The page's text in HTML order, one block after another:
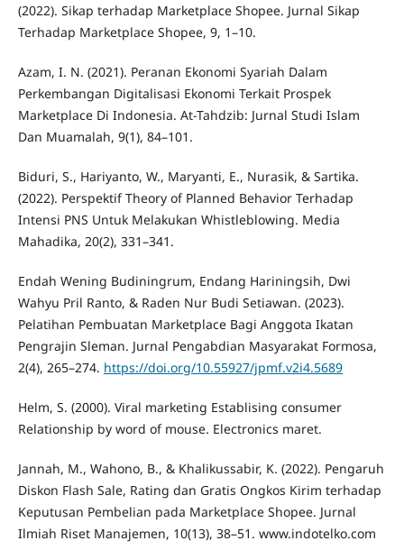
(2022). Sikap terhadap Marketplace Shopee. Jurnal Sikap
Terhadap Marketplace Shopee, 9, 1–10.
Azam, I. N. (2021). Peranan Ekonomi Syariah Dalam
Perkembangan Digitalisasi Ekonomi Terkait Prospek
Marketplace Di Indonesia. At-Tahdzib: Jurnal Studi Islam
Dan Muamalah, 9(1), 84–101.
Biduri, S., Hariyanto, W., Maryanti, E., Nurasik, & Sartika.
(2022). Perspektif Theory of Planned Behavior Terhadap
Intensi PNS Untuk Melakukan Whistleblowing. Media
Mahadika, 20(2), 331–341.
Endah Wening Budiningrum, Endang Hariningsih, Dwi
Wahyu Pril Ranto, & Raden Nur Budi Setiawan. (2023).
Pelatihan Pembuatan Marketplace Bagi Anggota Ikatan
Pengrajin Sleman. Jurnal Pengabdian Masyarakat Formosa,
2(4), 265–274. https://doi.org/10.55927/jpmf.v2i4.5689
Helm, S. (2000). Viral marketing Establising consumer
Relationship by word of mouse. Electronics maret.
Jannah, M., Wahono, B., & Khalikussabir, K. (2022). Pengaruh
Diskon Flash Sale, Rating dan Gratis Ongkos Kirim terhadap
Keputusan Pembelian pada Marketplace Shopee. Jurnal
Ilmiah Riset Manajemen, 10(13), 38–51. www.indotelko.com